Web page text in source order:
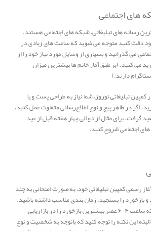
های اجتماعی
رسانه های تبلیغاتی، شبکه های اجتماعی هستند.
دقت کنید متوجه می شوید که ساعت های زیادی در
می گذرانید و بسیاری از وسایل مورد نیاز خود را از
می کنید. (بر طبق آمار خانم ها بیشترین میزان
دارند.)
تبلیغاتی نوروز، شما نیاز به طراحی پست و یا
اگر در ظاهر پیج و نوع اطلاع‌رسانی متفاوت عمل کنید،
گرفت. برای مثال از دو الی چهار هفته قبل از عید
اجتماعی شروع کنید.
رسمی کمپین تبلیغاتی خود، به صورت امتحانی به چند
را بسنجید. زمان بندی مناسب داشته باشید.
آمارها نشان می دهند که ساعت ۴-۶ عصر بیشترین بازخورد را در بازاریابی
این نکته را توجه کنید که باتوجه به شخصیت و نوع